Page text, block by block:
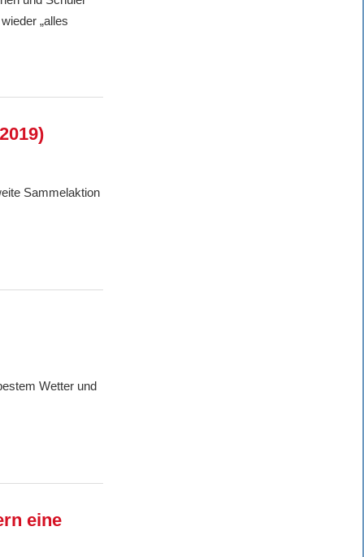
„alles
Sammelaktion
Wetter und
eine